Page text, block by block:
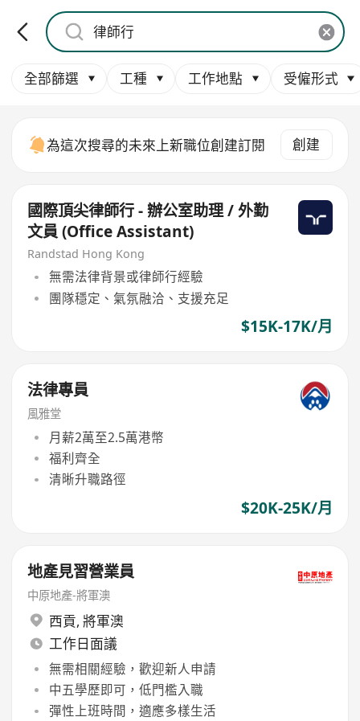
全部篩選 工種 工作地點 受僱形式
為這次搜尋的未來上新職位創建訂閱 創建
國際頂尖律師行 - 辦公室助理 / 外勤
文員 (Office Assistant)
Randstad Hong Kong
無需法律背景或律師行經驗
團隊穩定、氣氛融洽、支援充足
$15K-17K/月
法律專員
風雅堂
月薪2萬至2.5萬港幣
福利齊全
清晰升職路徑
$20K-25K/月
地產見習營業員
中原地產-將軍澳
西貢, 將軍澳
工作日面議
無需相關經驗，歡迎新人申請
中五學歷即可，低門檻入職
彈性上班時間，適應多樣生活